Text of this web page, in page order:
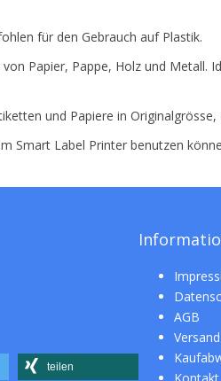
für den Gebrauch auf Plastik.
Papier, Pappe, Holz und Metall.
und Papiere in
Smart Label Printer benutzen
teilen
AGB
Versand